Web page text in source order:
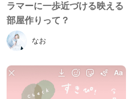
なお
ラマーに一歩近づける映える
部屋作りって？